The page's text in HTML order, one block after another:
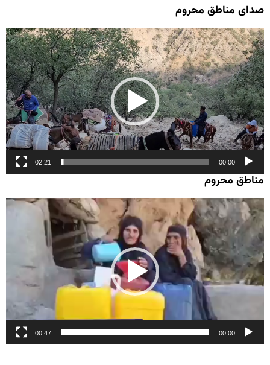
صدای مناطق محروم
نمایشگر
ویدیو
00:00
02:21
مناطق محروم
نمایشگر
ویدیو
00:00
00:47